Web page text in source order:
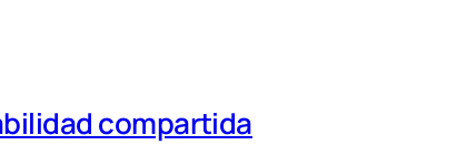
compartida